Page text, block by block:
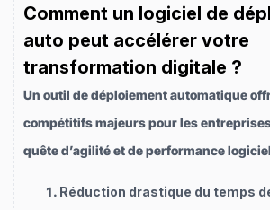
Comment un logiciel de
auto peut accélérer votre
transformation digitale ?
Un outil de déploiement automatique
compétitifs majeurs pour les
quête d’agilité et de performance
Réduction drastique du temps